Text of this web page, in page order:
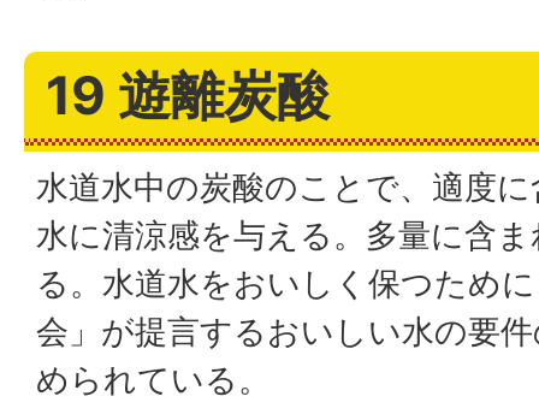
19 遊離炭酸
水道水中の炭酸のことで、適度
水に清涼感を与える。多量に含
る。水道水をおいしく保つため
会」が提言するおいしい水の要
められている。